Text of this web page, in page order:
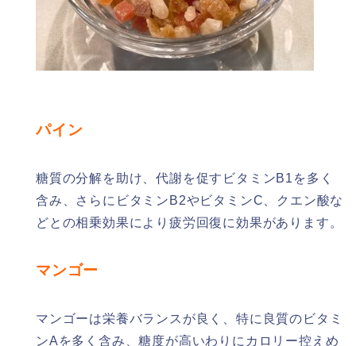
パイン
糖質の分解を助け、代謝を促すビタミンB1を多く
含み、さらにビタミンB2やビタミンC、クエン酸な
どとの相乗効果により疲労回復に効果があります。
マンゴー
マンゴーは栄養バランスが良く、特に良質のビタミ
ンAを多く含み、糖度が高いわりにカロリー控えめ